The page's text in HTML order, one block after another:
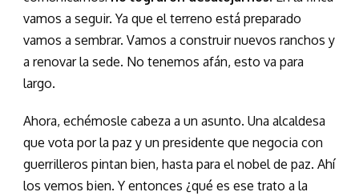
vamos a seguir. Ya que el terreno está preparado
vamos a sembrar. Vamos a construir nuevos ranchos y
a renovar la sede. No tenemos afán, esto va para
largo.
Ahora, echémosle cabeza a un asunto. Una alcaldesa
que vota por la paz y un presidente que negocia con
guerrilleros pintan bien, hasta para el nobel de paz. Ahí
los vemos bien. Y entonces ¿qué es ese trato a la